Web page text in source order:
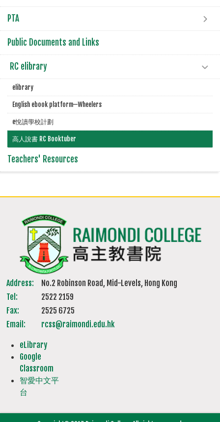
PTA
Public Documents and Links
RC elibrary
elibrary
English ebook platform—Wheelers
e悅讀學校計劃
高人說書 RC Booktuber
Teachers' Resources
Address:
No.2 Robinson Road, Mid-Levels, Hong Kong
Tel:
2522 2159
Fax:
2525 6725
Email:
rcss@raimondi.edu.hk
eLibrary
Google
Classroom
智愛中文平
台